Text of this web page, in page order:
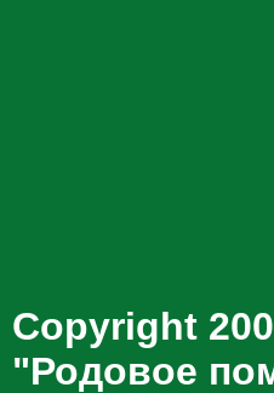
Copyright
"Родовое